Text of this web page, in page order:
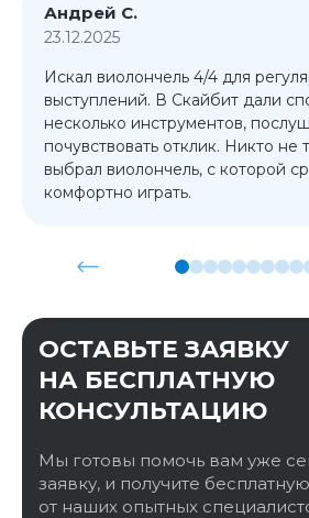
Андрей С.
23.12.2025
Искал виолончель 4/4 для
выступлений. В Скайбит дали
несколько инструментов,
почувствовать отклик. Никто не
выбрал виолончель, с которой
комфортно играть.
ОСТАВЬТЕ ЗАЯВКУ
НА БЕСПЛАТНУЮ
КОНСУЛЬТАЦИЮ
Мы готовы помочь вам уже
заявку, и получите
от наших опытных